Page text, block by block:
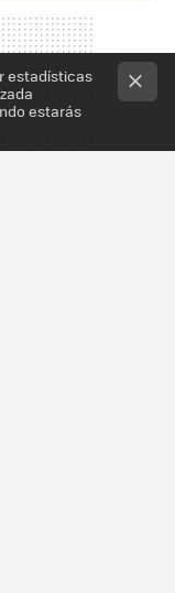
estadísticas
estarás